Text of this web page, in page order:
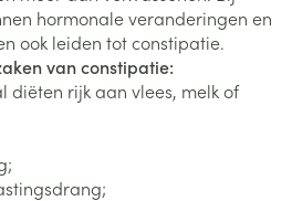
hormonale veranderingen en
ook leiden tot constipatie.
van constipatie:
diëten rijk aan vlees, melk of